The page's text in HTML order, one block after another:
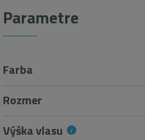
Parametre
Farba
Rozmer
Výška vlasu